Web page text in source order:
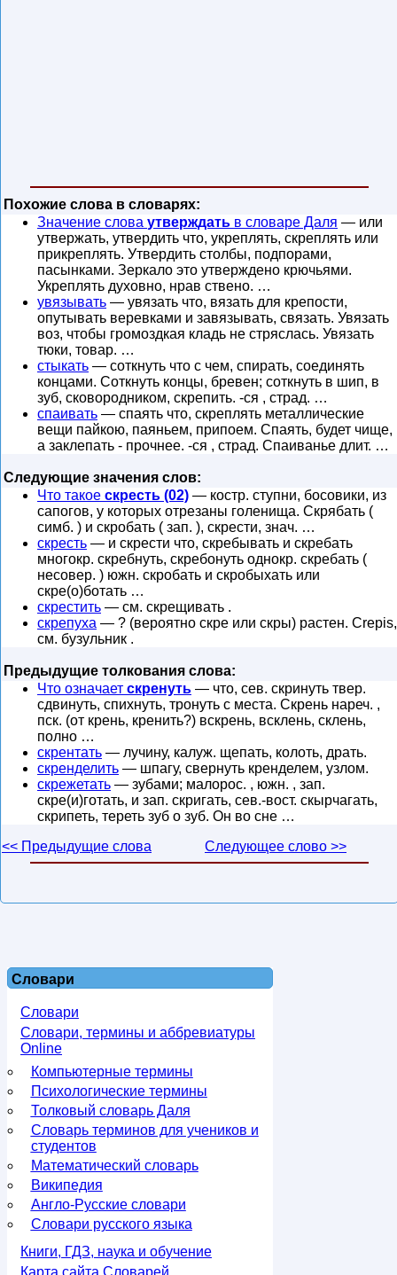
Похожие слова в словарях:
Значение слова утверждать в словаре Даля — или
утвержать, утвердить что, укреплять, скреплять или
прикреплять. Утвердить столбы, подпорами,
пасынками. Зеркало это утверждено крючьями.
Укреплять духовно, нрав ствено. …
увязывать — увязать что, вязать для крепости,
опутывать веревками и завязывать, связать. Увязать
воз, чтобы громоздкая кладь не стряслась. Увязать
тюки, товар. …
стыкать — соткнуть что с чем, спирать, соединять
концами. Соткнуть концы, бревен; соткнуть в шип, в
зуб, сковородником, скрепить. -ся , страд. …
спаивать — спаять что, скреплять металлические
вещи пайкою, паяньем, припоем. Спаять, будет чище,
а заклепать - прочнее. -ся , страд. Спаиванье длит. …
Следующие значения слов:
Что такое скресть (02) — костр. ступни, босовики, из
сапогов, у которых отрезаны голенища. Скрябать (
симб. ) и скробать ( зап. ), скрести, знач. …
скресть — и скрести что, скребывать и скребать
многокр. скребнуть, скребонуть однокр. скребать (
несовер. ) южн. скробать и скробыхать или
скре(о)ботать …
скрестить — см. скрещивать .
скрепуха — ? (вероятно скре или скры) растен. Crepis,
см. бузульник .
Предыдущие толкования слова:
Что означает скренуть — что, сев. скринуть твер.
сдвинуть, спихнуть, тронуть с места. Скрень нареч. ,
пск. (от крень, кренить?) вскрень, всклень, склень,
полно …
скрентать — лучину, калуж. щепать, колоть, драть.
скренделить — шпагу, свернуть кренделем, узлом.
скрежетать — зубами; малорос. , южн. , зап.
скре(и)готать, и зап. скригать, сев.-вост. скырчагать,
скрипеть, тереть зуб о зуб. Он во сне …
<< Предыдущие слова
Следующее слово >>
Словари
Словари
Словари, термины и аббревиатуры
Online
Компьютерные термины
Психологические термины
Толковый словарь Даля
Словарь терминов для учеников и
студентов
Математический словарь
Википедия
Англо-Русские словари
Словари русского языка
Книги, ГДЗ, наука и обучение
Карта сайта Словарей